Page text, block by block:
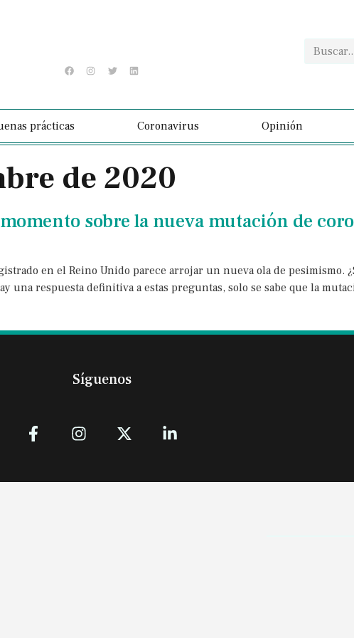
prácticas Coronavirus Opinión
de 2020
momento sobre la nueva mutación de
en el Reino Unido parece arrojar un nueva ola de pesimismo.
una respuesta definitiva a estas preguntas, solo se sabe que la
Síguenos